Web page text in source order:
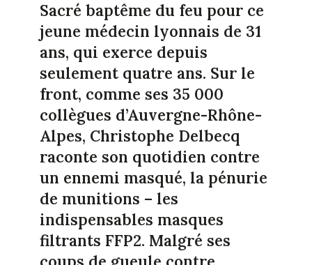
Sacré baptême du feu pour ce
jeune médecin lyonnais de 31
ans, qui exerce depuis
seulement quatre ans. Sur le
front, comme ses 35 000
collègues d’Auvergne-Rhône-
Alpes, Christophe Delbecq
raconte son quotidien contre
un ennemi masqué, la pénurie
de munitions – les
indispensables masques
filtrants FFP2. Malgré ses